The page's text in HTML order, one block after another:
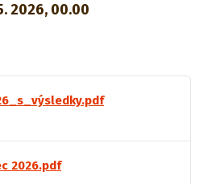
2026, 00.00
2026.pdf